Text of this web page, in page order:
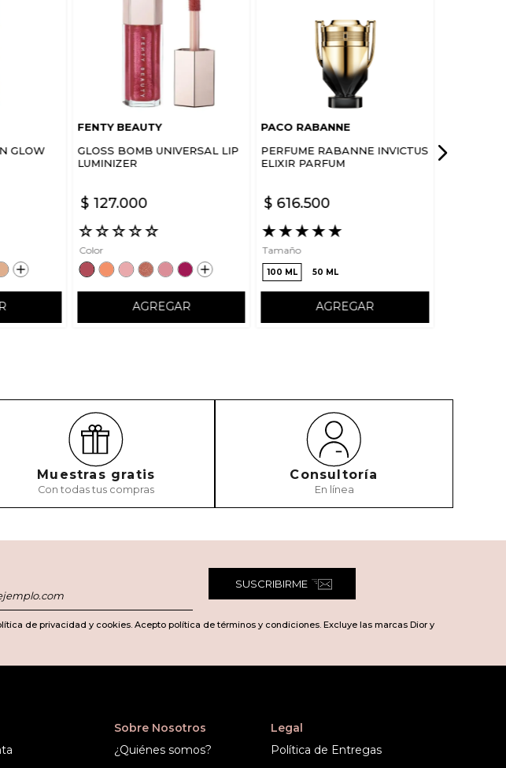
GLOW
FENTY BEAUTY
GLOSS BOMB UNIVERSAL LIP
LUMINIZER
$ 127.000
☆☆☆☆☆
Color
AGREGAR
PACO RABANNE
PERFUME RABANNE INVICTUS
ELIXIR PARFUM
$ 616.500
★★★★★
Tamaño
100 ML 50 ML
AGREGAR
Muestras gratis
Con todas tus compras
Consultoría
En línea
SUSCRIBIRME
de privacidad y cookies. Acepto política de términos y condiciones. Excluye las marcas Dior y
Sobre Nosotros
¿Quiénes somos?
Legal
Política de Entregas